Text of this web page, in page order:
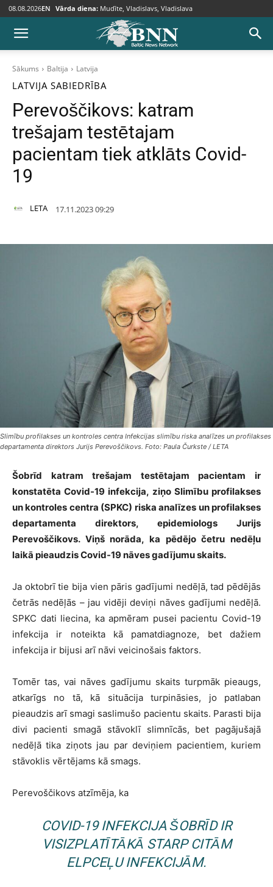
08.08.2026EN Vārda diena: Mudīte, Vladislavs, Vladislava
Sākums Baltija Latvija
LATVIJA SABIEDRĪBA
Perevoščikovs: katram
trešajam testētajam
pacientam tiek atklāts Covid-
19
LETA 17.11.2023 09:29
Slimību profilakses un kontroles centra Infekcijas slimību riska analīzes un profilakses
departamenta direktors Jurijs Perevoščikovs. Foto: Paula Čurkste / LETA
Šobrīd katram trešajam testētajam pacientam ir
konstatēta Covid-19 infekcija, ziņo Slimību profilakses
un kontroles centra (SPKC) riska analīzes un profilakses
departamenta direktors, epidemiologs Jurijs
Perevoščikovs. Viņš norāda, ka pēdējo četru nedēļu
laikā pieaudzis Covid-19 nāves gadījumu skaits.
Ja oktobrī tie bija vien pāris gadījumi nedēļā, tad pēdējās
četrās nedēļās – jau vidēji deviņi nāves gadījumi nedēļā.
SPKC dati liecina, ka apmēram pusei pacientu Covid-19
infekcija ir noteikta kā pamatdiagnoze, bet dažiem
infekcija ir bijusi arī nāvi veicinošais faktors.
Tomēr tas, vai nāves gadījumu skaits turpmāk pieaugs,
atkarīgs no tā, kā situācija turpināsies, jo patlaban
pieaudzis arī smagi saslimušo pacientu skaits. Parasti bija
divi pacienti smagā stāvoklī slimnīcās, bet pagājušajā
nedēļā tika ziņots jau par deviņiem pacientiem, kuriem
stāvoklis vērtējams kā smags.
Perevoščikovs atzīmēja, ka
COVID-19 INFEKCIJA ŠOBRĪD IR
VISIZPLATĪTĀKĀ STARP CITĀM
ELPCEĻU INFEKCIJĀM.